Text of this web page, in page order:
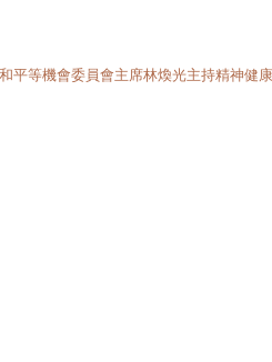
平等機會委員會主席林煥光主持精神健